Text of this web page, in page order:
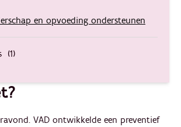
VAD ontwikkelde een preventief
en opvoeding ondersteunen
(1)